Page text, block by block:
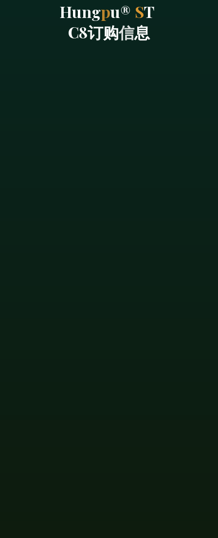
Hungpu® ST
C8订购信息